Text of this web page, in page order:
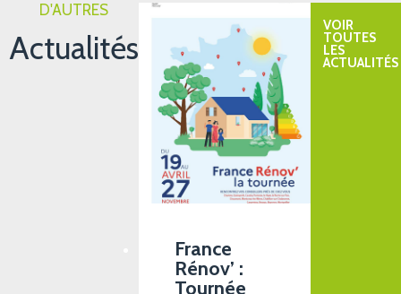
D'AUTRES
Actualités
France
Rénov’ :
Tournée
VOIR
TOUTES
LES
ACTUALITÉS